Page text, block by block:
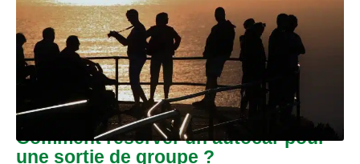
Comment réserver un autocar pour
une sortie de groupe ?